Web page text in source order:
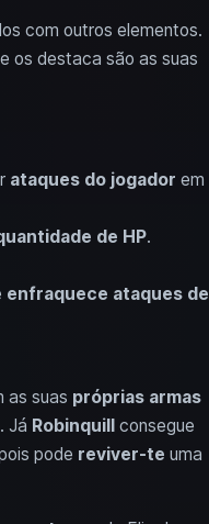
com outros elementos.
os destaca são as suas
ataques do jogador em
de HP.
enfraquece ataques de
as suas próprias armas
Já Robinquillconsegue
pode reviver-te uma